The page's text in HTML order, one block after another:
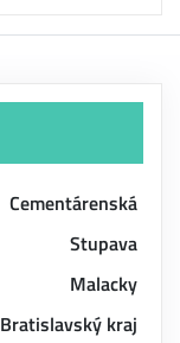
Cementárenská
Stupava
Malacky
Bratislavský kraj